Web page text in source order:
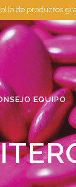
de productos
EQUIPO